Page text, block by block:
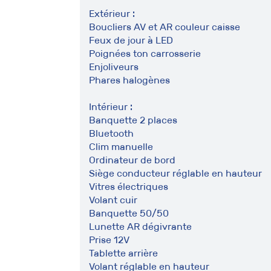
Extérieur :
Boucliers AV et AR couleur caisse
Feux de jour à LED
Poignées ton carrosserie
Enjoliveurs
Phares halogènes
Intérieur :
Banquette 2 places
Bluetooth
Clim manuelle
Ordinateur de bord
Siège conducteur réglable en hauteur
Vitres électriques
Volant cuir
Banquette 50/50
Lunette AR dégivrante
Prise 12V
Tablette arrière
Volant réglable en hauteur